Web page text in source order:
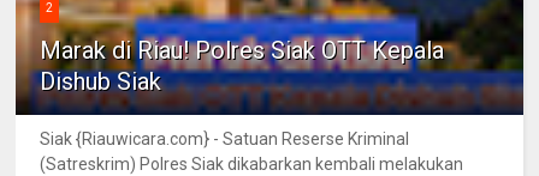
2
Marak di Riau! Polres Siak OTT Kepala
Dishub Siak
Siak {Riauwicara.com} - Satuan Reserse Kriminal
(Satreskrim) Polres Siak dikabarkan kembali melakukan